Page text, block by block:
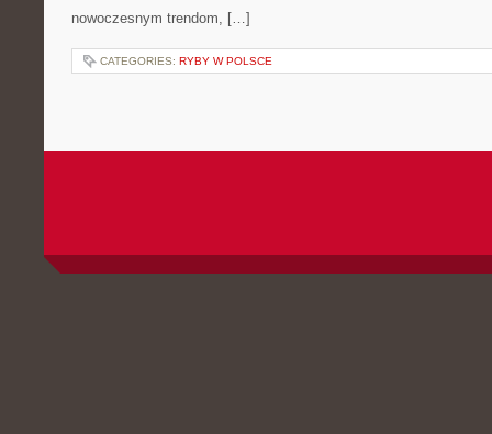
nowoczesnym trendom, […]
CATEGORIES: RYBY W POLSCE